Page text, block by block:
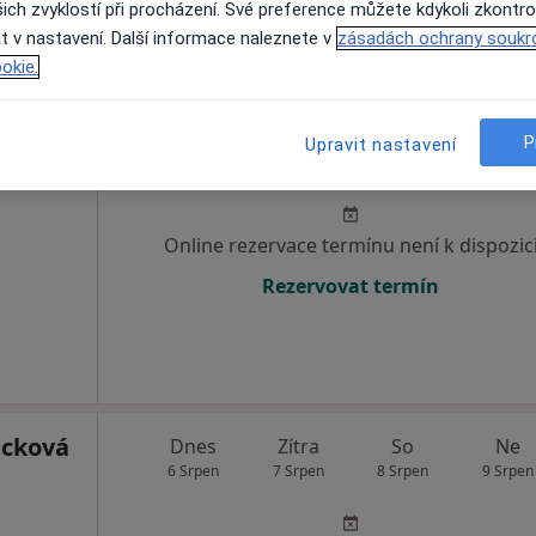
MUDr. Patricie Kratochvilová - Oční ordinace a optika IRIS Hořovice
Zítra So
9 Srpen
Online rezervace termínu není k
Rezervovat termín
Dnes
6 Srpen
Zítra
7 Srpen
So
8 Srpen
Ne
9 Srpen
zvyklostí při procházení. Své preference můžete kdykoli
v nastavení. Další informace naleznete v zásadách ochrany
Upravit nastavení